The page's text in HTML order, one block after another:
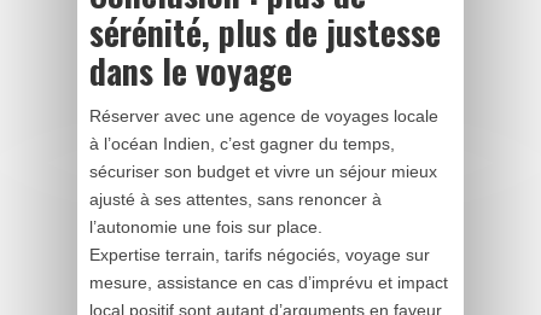
sérénité, plus de justesse
dans le voyage
Réserver avec une agence de voyages locale
à l’océan Indien, c’est gagner du temps,
sécuriser son budget et vivre un séjour mieux
ajusté à ses attentes, sans renoncer à
l’autonomie une fois sur place.
Expertise terrain, tarifs négociés, voyage sur
mesure, assistance en cas d’imprévu et impact
local positif sont autant d’arguments en faveur